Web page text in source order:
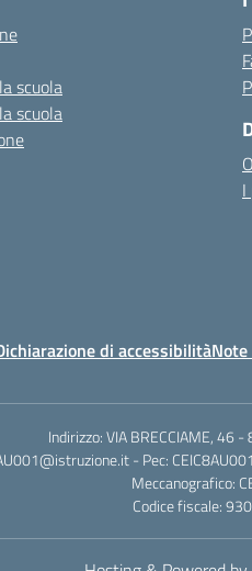
scuola
scuola
I
di accessibilità
Indirizzo: VIA BRECCIAME, 46
- Pec:
Meccanografico:
Codice fiscale: